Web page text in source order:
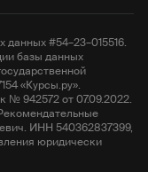
#54–23–015516.
базы данных
«Курсы.ру».
№ 942572 от 07.09.2022.
ИНН 540362837399,
юридически